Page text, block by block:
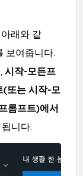
래와 같
보여줍니다.
시작-모든프
(또는 시작-모
롬프트)에서
니다.